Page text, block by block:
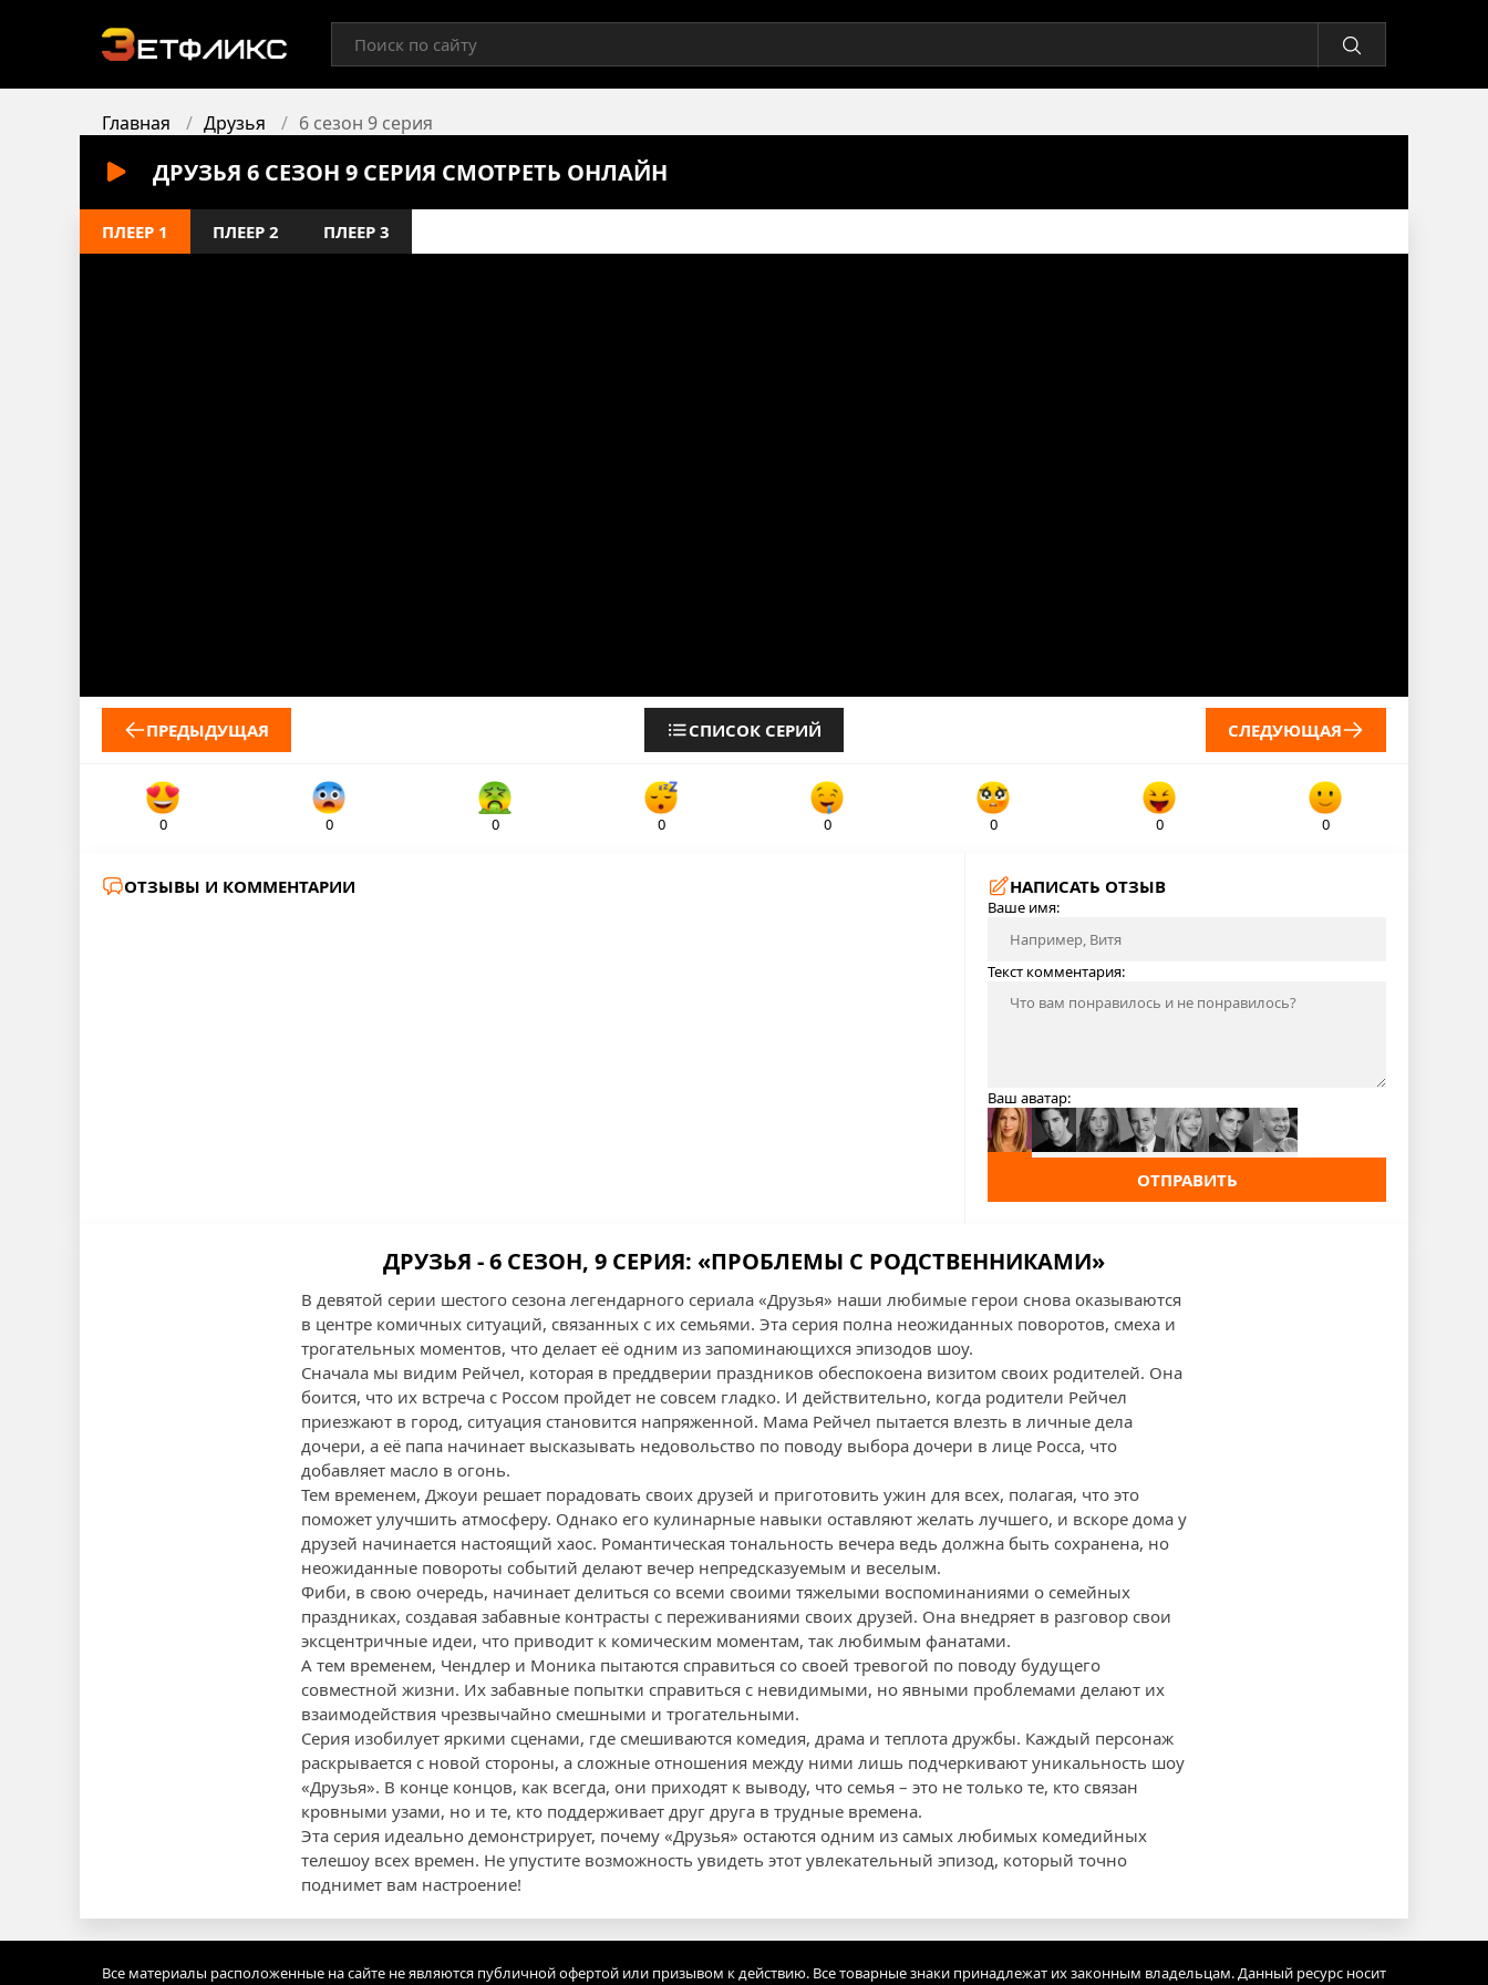
Главная Друзья 6 сезон 9 серия
ДРУЗЬЯ 6 СЕЗОН 9 СЕРИЯ СМОТРЕТЬ ОНЛАЙН
ПЛЕЕР 1 ПЛЕЕР 2 ПЛЕЕР 3
ПРЕДЫДУЩАЯ СПИСОК СЕРИЙ СЛЕДУЮЩАЯ
0 0 0 0 0 0 0 0
ОТЗЫВЫ И КОММЕНТАРИИ НАПИСАТЬ ОТЗЫВ
Ваше имя:
Текст комментария:
Ваш аватар:
ОТПРАВИТЬ
ДРУЗЬЯ - 6 СЕЗОН, 9 СЕРИЯ: «ПРОБЛЕМЫ С РОДСТВЕННИКАМИ»
В девятой серии шестого сезона легендарного сериала «Друзья» наши любимые герои снова оказываются
в центре комичных ситуаций, связанных с их семьями. Эта серия полна неожиданных поворотов, смеха и
трогательных моментов, что делает её одним из запоминающихся эпизодов шоу.
Сначала мы видим Рейчел, которая в преддверии праздников обеспокоена визитом своих родителей. Она
боится, что их встреча с Россом пройдет не совсем гладко. И действительно, когда родители Рейчел
приезжают в город, ситуация становится напряженной. Мама Рейчел пытается влезть в личные дела
дочери, а её папа начинает высказывать недовольство по поводу выбора дочери в лице Россa, что
добавляет масло в огонь.
Тем временем, Джоуи решает порадовать своих друзей и приготовить ужин для всех, полагая, что это
поможет улучшить атмосферу. Однако его кулинарные навыки оставляют желать лучшего, и вскоре дома у
друзей начинается настоящий хаос. Романтическая тональность вечера ведь должна быть сохранена, но
неожиданные повороты событий делают вечер непредсказуемым и веселым.
Фиби, в свою очередь, начинает делиться со всеми своими тяжелыми воспоминаниями о семейных
праздниках, создавая забавные контрасты с переживаниями своих друзей. Она внедряет в разговор свои
эксцентричные идеи, что приводит к комическим моментам, так любимым фанатами.
А тем временем, Чендлер и Моника пытаются справиться со своей тревогой по поводу будущего
совместной жизни. Их забавные попытки справиться с невидимыми, но явными проблемами делают их
взаимодействия чрезвычайно смешными и трогательными.
Серия изобилует яркими сценами, где смешиваются комедия, драма и теплота дружбы. Каждый персонаж
раскрывается с новой стороны, а сложные отношения между ними лишь подчеркивают уникальность шоу
«Друзья». В конце концов, как всегда, они приходят к выводу, что семья – это не только те, кто связан
кровными узами, но и те, кто поддерживает друг друга в трудные времена.
Эта серия идеально демонстрирует, почему «Друзья» остаются одним из самых любимых комедийных
телешоу всех времен. Не упустите возможность увидеть этот увлекательный эпизод, который точно
поднимет вам настроение!
Все материалы расположенные на сайте не являются публичной офертой или призывом к действию. Все товарные знаки принадлежат их законным владельцам. Данный ресурс носит